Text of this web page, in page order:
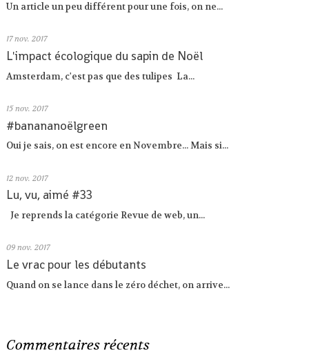
Un article un peu différent pour une fois, on ne...
17 nov. 2017
L'impact écologique du sapin de Noël
Amsterdam, c'est pas que des tulipes La...
15 nov. 2017
#banananoëlgreen
Oui je sais, on est encore en Novembre... Mais si...
12 nov. 2017
Lu, vu, aimé #33
Je reprends la catégorie Revue de web, un...
09 nov. 2017
Le vrac pour les débutants
Quand on se lance dans le zéro déchet, on arrive...
Commentaires récents